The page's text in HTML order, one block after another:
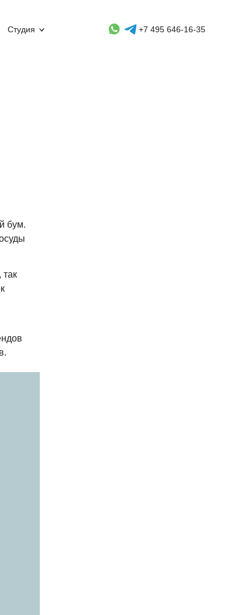
Студия Whatsapp контакт
Telegram контакт
+7 495 646-16-35
бум.
так